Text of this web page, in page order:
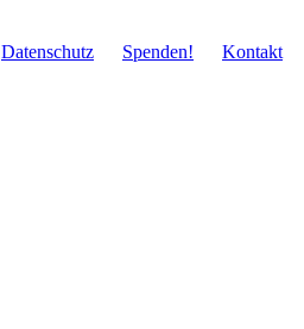
Daten­schutz Spenden! Kontakt